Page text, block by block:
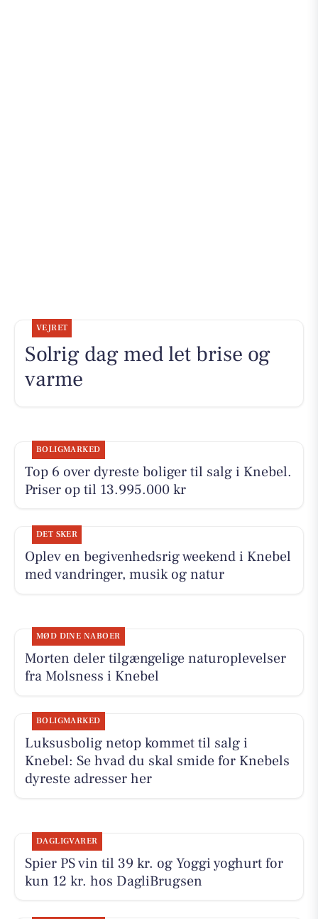
VEJRET
Solrig dag med let brise og
varme
BOLIGMARKED
Top 6 over dyreste boliger til salg i Knebel.
Priser op til 13.995.000 kr
DET SKER
Oplev en begivenhedsrig weekend i Knebel
med vandringer, musik og natur
MØD DINE NABOER
Morten deler tilgængelige naturoplevelser
fra Molsness i Knebel
BOLIGMARKED
Luksusbolig netop kommet til salg i
Knebel: Se hvad du skal smide for Knebels
dyreste adresser her
DAGLIGVARER
Spier PS vin til 39 kr. og Yoggi yoghurt for
kun 12 kr. hos DagliBrugsen